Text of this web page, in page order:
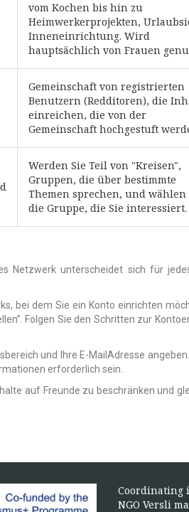
vom Kochen bis hin zu
Heimwerkerprojekten,
Inneneinrichtung. Wird
hauptsächlich von Frauen
Gemeinschaft von registrierten
Benutzern (Redditoren), die
einreichen, die von der
Gemeinschaft hochgestuft
Werden Sie Teil von "Kreisen",
Gruppen, die über bestimmte
Themen sprechen, und wählen
die Gruppe, die Sie interessiert.
Netzwerk unterscheidet sich für
bei dem Sie ein Konto einrichten
Folgen Sie den Schritten zur
und Ihre E-MailAdresse
erforderlich sein.
auf Freunde zu beschränken und
NGO Versli